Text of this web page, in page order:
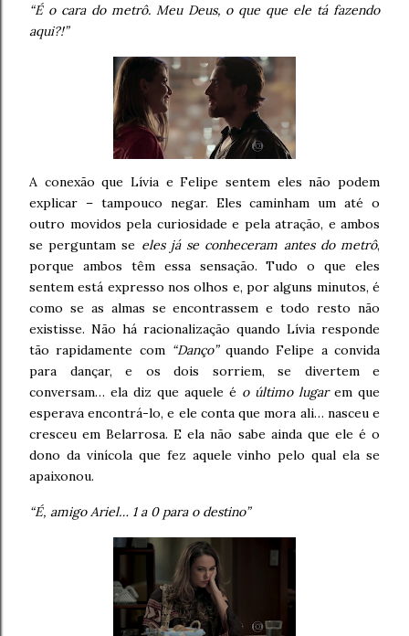
“É o cara do metrô. Meu Deus, o que que ele tá fazendo
aqui?!”
A conexão que Lívia e Felipe sentem eles não podem
explicar – tampouco negar. Eles caminham um até o
outro movidos pela curiosidade e pela atração, e ambos
se perguntam se eles já se conheceram antes do metrô,
porque ambos têm essa sensação. Tudo o que eles
sentem está expresso nos olhos e, por alguns minutos, é
como se as almas se encontrassem e todo resto não
existisse. Não há racionalização quando Lívia responde
tão rapidamente com “Danço”quando Felipe a convida
para dançar, e os dois sorriem, se divertem e
conversam… ela diz que aquele é o último lugarem que
esperava encontrá-lo, e ele conta que mora ali… nasceu e
cresceu em Belarrosa. E ela não sabe ainda que ele é o
dono da vinícola que fez aquele vinho pelo qual ela se
apaixonou.
“É, amigo Ariel… 1 a 0 para o destino”